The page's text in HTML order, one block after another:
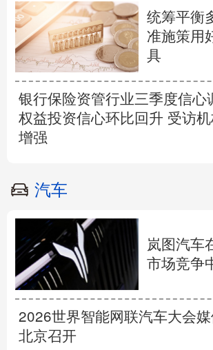
统筹平衡
准施策用
具
银行保险资管行业三季度信心
权益投资信心环比回升 受访
增强
汽车
岚图汽车
市场竞争
2026世界智能网联汽车大会
北京召开